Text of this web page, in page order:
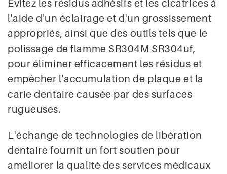
Évitez les résidus adhésifs et les cicatrices à
l'aide d'un éclairage et d'un grossissement
appropriés, ainsi que des outils tels que le
polissage de flamme SR304M SR304uf,
pour éliminer efficacement les résidus et
empêcher l'accumulation de plaque et la
carie dentaire causée par des surfaces
rugueuses.
L'échange de technologies de libération
dentaire fournit un fort soutien pour
améliorer la qualité des services médicaux